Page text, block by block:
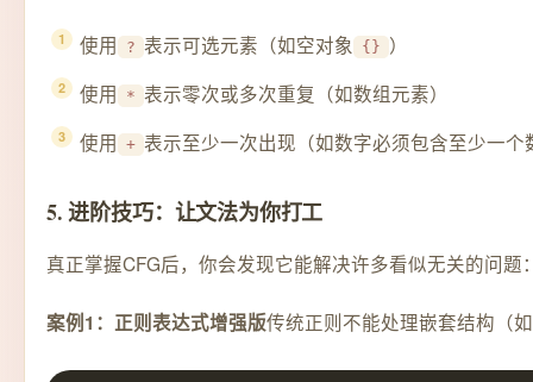
使用 ? 表示可选元素（如空对象 {} ）
使用
* 表示零次或多次重复（如数组元素）
使用 + 表示至少一次出现（如数字必须包含至少一个
5. 进阶技巧：让文法为你打工
真正掌握CFG后，你会发现它能解决许多看似无关的问题
案例1：正则表达式增强版传统正则不能处理嵌套结构（